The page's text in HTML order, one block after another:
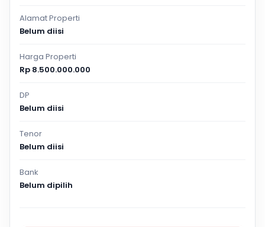
Alamat Properti
Belum diisi
Harga Properti
Rp 8.500.000.000
DP
Belum diisi
Tenor
Belum diisi
Bank
Belum dipilih